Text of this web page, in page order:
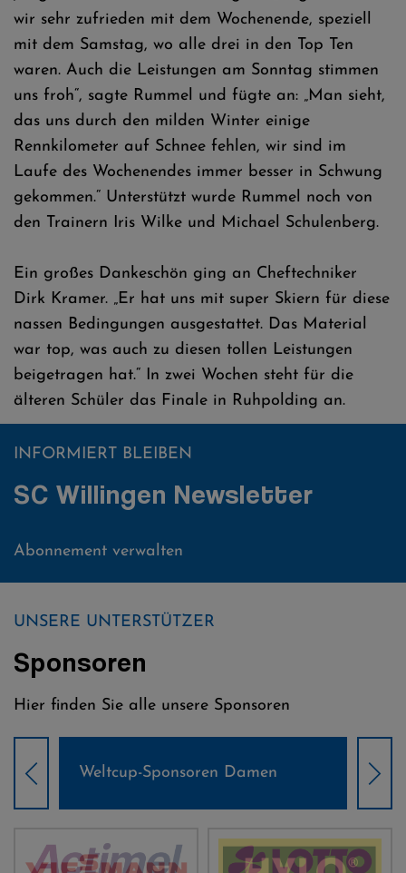
wir sehr zufrieden mit dem Wochenende, speziell
mit dem Samstag, wo alle drei in den Top Ten
waren. Auch die Leistungen am Sonntag stimmen
uns froh“, sagte Rummel und fügte an: „Man sieht,
das uns durch den milden Winter einige
Rennkilometer auf Schnee fehlen, wir sind im
Laufe des Wochenendes immer besser in Schwung
gekommen.“ Unterstützt wurde Rummel noch von
den Trainern Iris Wilke und Michael Schulenberg.
Ein großes Dankeschön ging an Cheftechniker
Dirk Kramer. „Er hat uns mit super Skiern für diese
nassen Bedingungen ausgestattet. Das Material
war top, was auch zu diesen tollen Leistungen
beigetragen hat.“ In zwei Wochen steht für die
älteren Schüler das Finale in Ruhpolding an.
INFORMIERT BLEIBEN
SC Willingen Newsletter
Abonnement verwalten
UNSERE UNTERSTÜTZER
Sponsoren
Hier finden Sie alle unsere Sponsoren
Weltcup-Sponsoren Damen